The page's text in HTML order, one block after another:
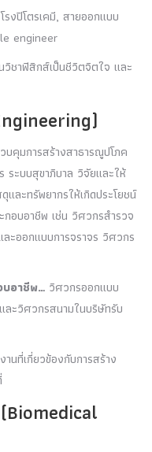
รงปิโตรเคมี, สายออกแบบ
engineer
วิชาฟิสิกส์เป็นชีวิตจิตใจ และ
คุมการสร้างสาธารณูปโภค
ะบบสุขาภิบาล วิจัยและให้
และทรัพยากรให้เกิดประโยชน์
อบอาชีพ เช่น วิศวกรสำรวจ
ะออกแบบการจราจร วิศวกร
อาชีพ… วิศวกรออกแบบ
ะวิศวกรสนามในบริษัทรับ
นที่เกี่ยวข้องกับการสร้าง